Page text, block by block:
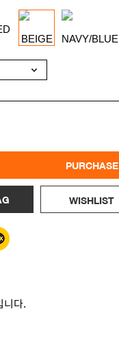
PURCHASE
WISHLIST
니다.